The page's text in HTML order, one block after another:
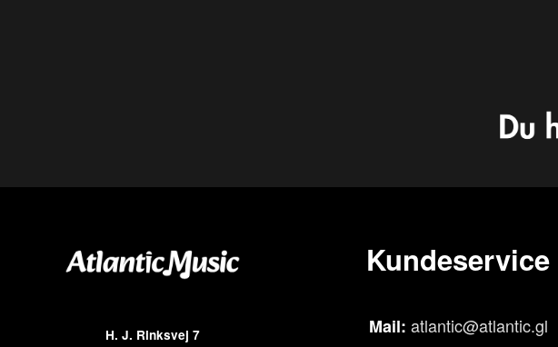
H. J. Rinksvej 7
Kundeservice
Mail: atlantic@atlantic.gl